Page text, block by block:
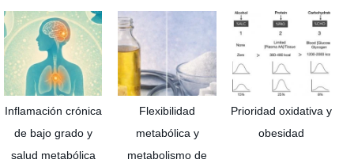
Inflamación crónica
de bajo grado y
salud metabólica
Flexibilidad
metabólica y
metabolismo de
Prioridad oxidativa y
obesidad